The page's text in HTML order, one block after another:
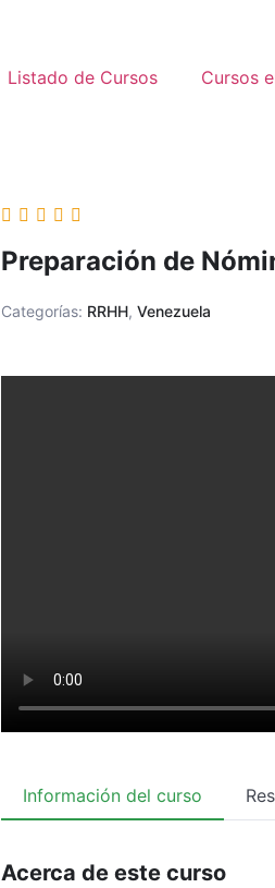
Listado de Cursos Cursos
Preparación de
Categorías: RRHH,Venezuela
Información del curso
Acerca de este curso